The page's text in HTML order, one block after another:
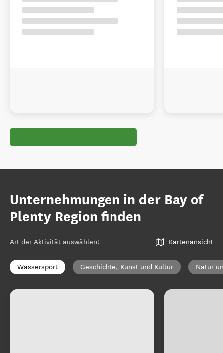
Unternehmungen in der Bay of
Plenty Region finden
Art der Aktivität auswählen: Kartenansicht
Wassersport Geschichte, Kunst und Kultur Natur